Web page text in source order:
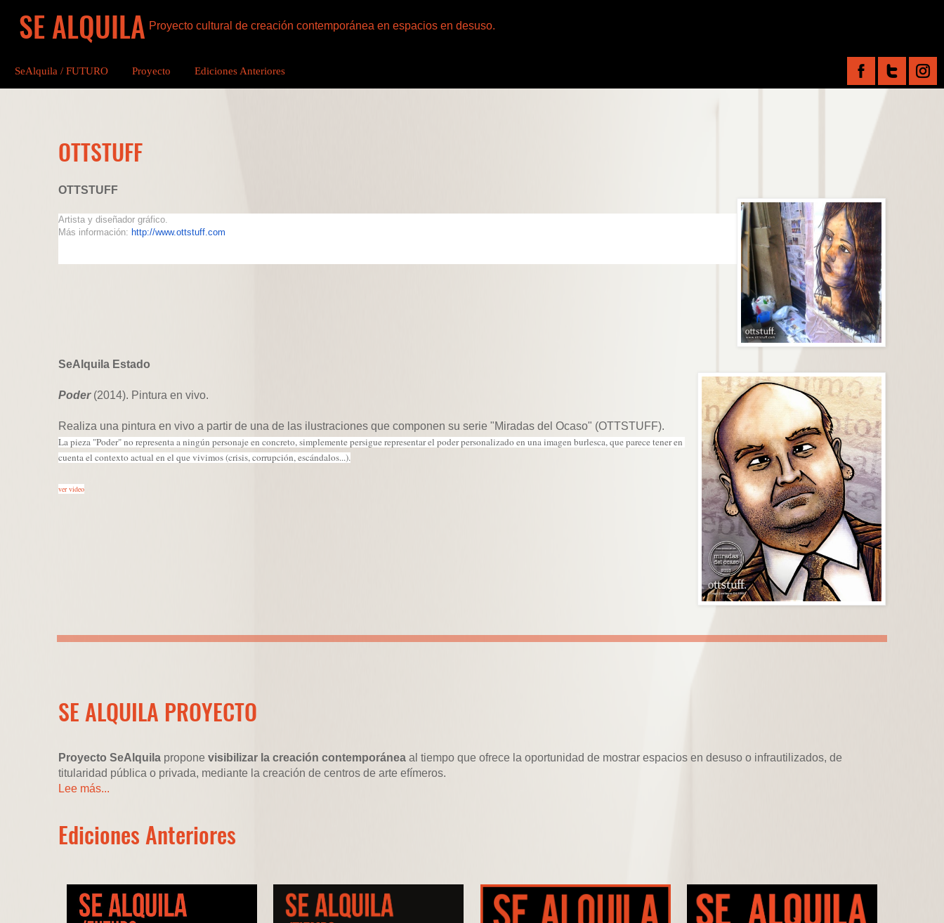
SE ALQUILA Proyecto cultural de creación contemporánea en espacios en desuso.
SeAlquila / FUTURO Proyecto Ediciones Anteriores
OTTSTUFF
OTTSTUFF
Artista y diseñador gráfico.
Más información: http://www.ottstuff.com
SeAlquila Estado
Poder (2014). Pintura en vivo.
Realiza una pintura en vivo a partir de una de las ilustraciones que componen su serie "Miradas del Ocaso" (OTTSTUFF).
La pieza "Poder" no representa a ningún personaje en concreto, simplemente persigue representar el poder personalizado en una imagen burlesca, que parece tener en
cuenta el contexto actual en el que vivimos (crisis, corrupción, escándalos...).
ver video
SE ALQUILA PROYECTO
Proyecto SeAlquila proponevisibilizar la creación contemporánea al tiempo que ofrece la oportunidad de mostrar espacios en desuso o infrautilizados, de
titularidad pública o privada, mediante la creación de centros de arte efímeros.
Lee más...
Ediciones Anteriores